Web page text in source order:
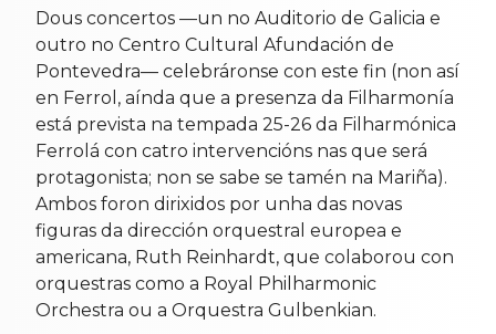
Dous concertos —un no Auditorio de Galicia e
outro no Centro Cultural Afundación de
Pontevedra— celebráronse con este fin (non así
en Ferrol, aínda que a presenza da Filharmonía
está prevista na tempada 25-26 da Filharmónica
Ferrolá con catro intervencións nas que será
protagonista; non se sabe se tamén na Mariña).
Ambos foron dirixidos por unha das novas
figuras da dirección orquestral europea e
americana, Ruth Reinhardt, que colaborou con
orquestras como a Royal Philharmonic
Orchestra ou a Orquestra Gulbenkian.